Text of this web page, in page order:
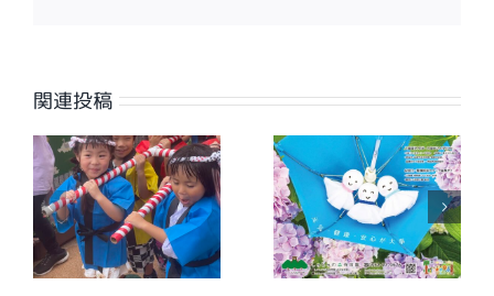
関連投稿
【広報誌】ワイ
ヤーさが2026
年7月号に掲載
しました
【広報誌】ワイ
ヤーさが2026
年6月号に掲載
しました